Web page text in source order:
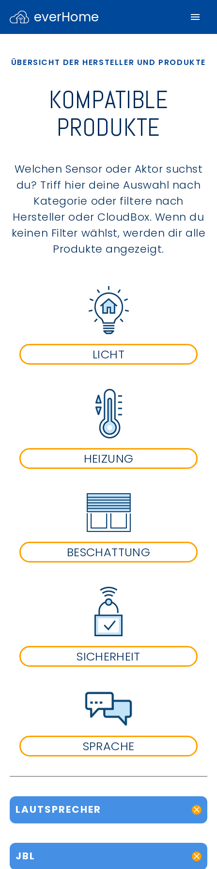
everHome
ÜBERSICHT DER HERSTELLER UND PRODUKTE
KOMPATIBLE
PRODUKTE
Welchen Sensor oder Aktor suchst
du? Triff hier deine Auswahl nach
Kategorie oder filtere nach
Hersteller oder CloudBox. Wenn du
keinen Filter wählst, werden dir alle
Produkte angezeigt.
LICHT
HEIZUNG
BESCHATTUNG
SICHERHEIT
SPRACHE
LAUTSPRECHER
JBL